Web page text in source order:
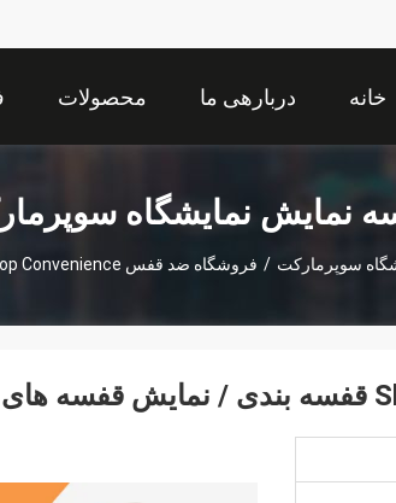
خانه دربارهی ما محصولات
نمایش نمایشگاه
سوپرمارکت / فروشگاه ضد قفس Shop Convenience قفسه بندی / نمایش قفسه های سوپرمارکت